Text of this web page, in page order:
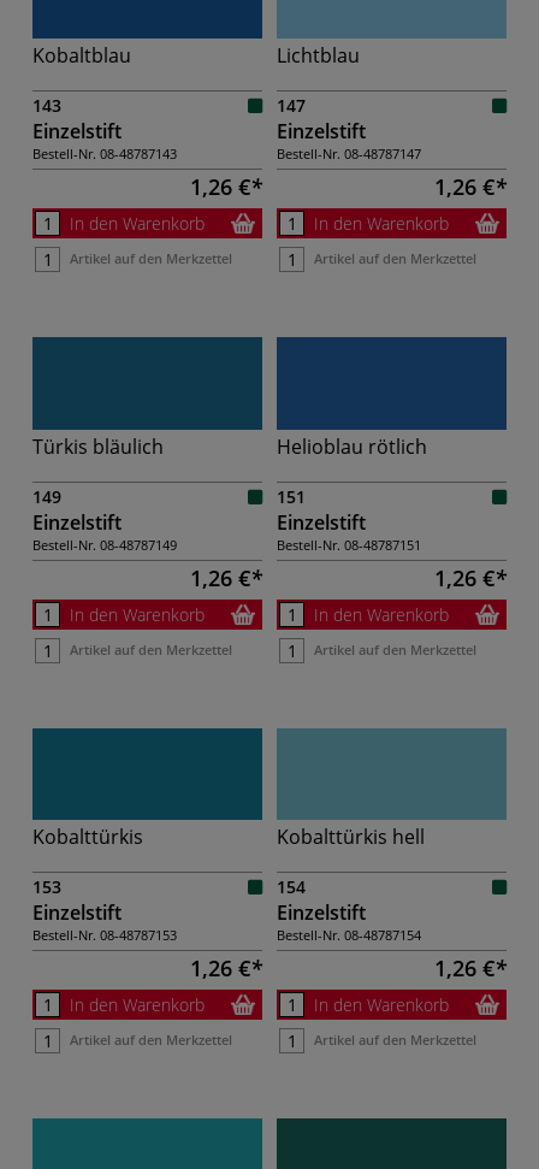
Kobaltblau
143
Einzelstift
Bestell-Nr. 08-48787143
1,26 €
In den Warenkorb
Artikel auf den Merkzettel
Lichtblau
147
Einzelstift
Bestell-Nr. 08-48787147
1,26 €
In den Warenkorb
Artikel auf den Merkzettel
Türkis bläulich
149
Einzelstift
Bestell-Nr. 08-48787149
1,26 €
In den Warenkorb
Artikel auf den Merkzettel
Helioblau rötlich
151
Einzelstift
Bestell-Nr. 08-48787151
1,26 €
In den Warenkorb
Artikel auf den Merkzettel
Kobalttürkis
153
Einzelstift
Bestell-Nr. 08-48787153
1,26 €
In den Warenkorb
Artikel auf den Merkzettel
Kobalttürkis hell
154
Einzelstift
Bestell-Nr. 08-48787154
1,26 €
In den Warenkorb
Artikel auf den Merkzettel